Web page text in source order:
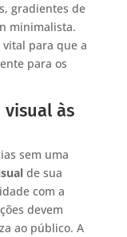
gradientes de
minimalista.
para que a
para os
às
sem uma
de sua
com a
devem
ao público. A